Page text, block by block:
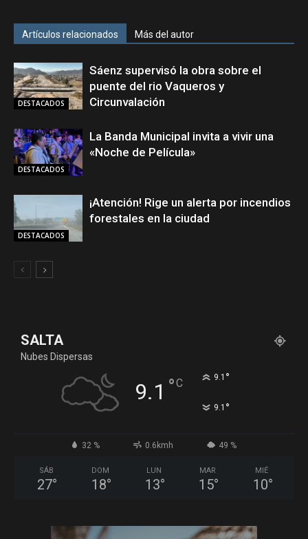
Artículos relacionados Más del autor
DESTACADOS
Sáenz supervisó la obra sobre el
puente del rio Vaqueros y
Circunvalación
DESTACADOS
La Banda Municipal invita a vivir una
«Noche de Película»
DESTACADOS
¡Atención! Rige un alerta por incendios
forestales en la ciudad
SALTA
Nubes Dispersas
9.1 °C 9.1 °
9.1 °
32 % 0.6kmh 49 %
SÁB
27°
DOM
18°
LUN
13°
MAR
15°
MIÉ
10°